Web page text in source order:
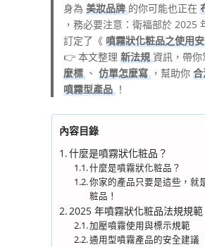
身為 美妝品牌的你可能也正在
，務必要注意：衛福部於 2025
訂定了《 噴霧狀化粧品之使用
👉 本文整理 新法規資訊，帶你
麼標、 仿單怎麼寫，幫助你
噴霧型產品！
內容目錄
什麼是噴霧狀化粧品？
什麼是噴霧狀化粧品？
你家的產品只要是這些，就
粧品！
2025 年噴霧狀化粧品法規規範
加壓噴霧使用與標示規範
通用型噴霧產品的安全建議